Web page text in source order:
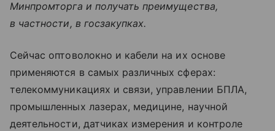
Минпромторга и получать преимущества,
в частности, в госзакупках.
Сейчас оптоволокно и кабели на их основе
применяются в самых различных сферах:
телекоммуникациях и связи, управлении БПЛА,
промышленных лазерах, медицине, научной
деятельности, датчиках измерения и контроле